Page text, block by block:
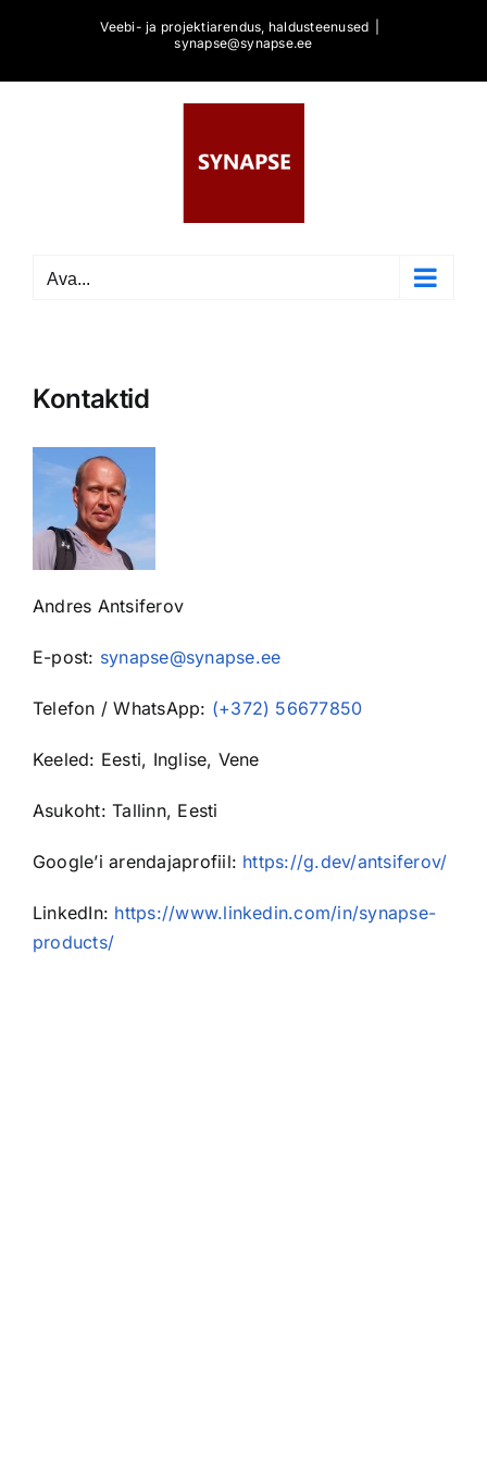
Veebi- ja projektiarendus, haldusteenused
synapse@synapse.ee
Ava...
Kontaktid
Andres Antsiferov
E-post: synapse@synapse.ee
Telefon / WhatsApp: (+372) 56677850
Keeled: Eesti, Inglise, Vene
Asukoht: Tallinn, Eesti
Google’i arendajaprofiil: https://g.dev/antsiferov/
LinkedIn: https://www.linkedin.com/in/synapse-
products/